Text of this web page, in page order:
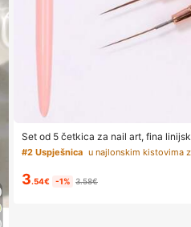
Set od 5 četkica za nail art, fina
asta četkica, četkica za UV gel
onalni alati za nail art, prikladno za
tu, salone za nokte, kućni DIY,
žene
#2 Uspješnica
3.54€ -1% 3.58€